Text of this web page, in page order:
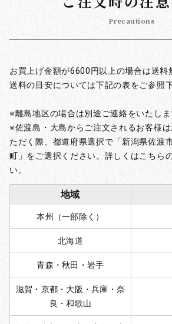
Precautions
お買上げ金額が6600円以上の場合は送料
送料の目安については下記の表をご参照下
※離島地区の場合は別途ご連絡をいたしま
※佐渡島・大島からご注文されるお客様
ただく際、都道府県選択で「新潟県佐渡
町」をご選択ください。詳しくはこちら
い。
地域
本州（一部除く）
北海道
青森・秋田・岩手
滋賀・京都・大阪・兵庫・奈
良・和歌山